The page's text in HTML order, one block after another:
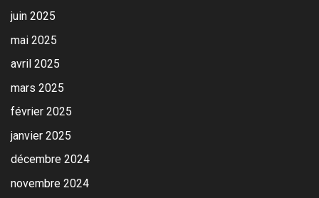
juin 2025
mai 2025
avril 2025
mars 2025
février 2025
janvier 2025
décembre 2024
novembre 2024